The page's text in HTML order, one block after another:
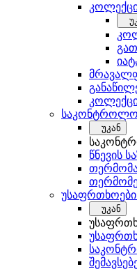
საკონტროლო
უკან
წნევის
უკან